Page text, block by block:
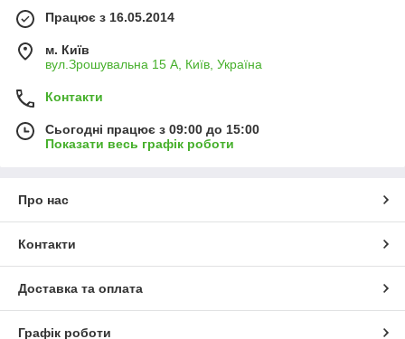
Працює з 16.05.2014
м. Київ
вул.Зрошувальна 15 А, Київ, Україна
Контакти
Сьогодні працює з 09:00 до 15:00
Показати весь графік роботи
Про нас
Контакти
Доставка та оплата
Графік роботи